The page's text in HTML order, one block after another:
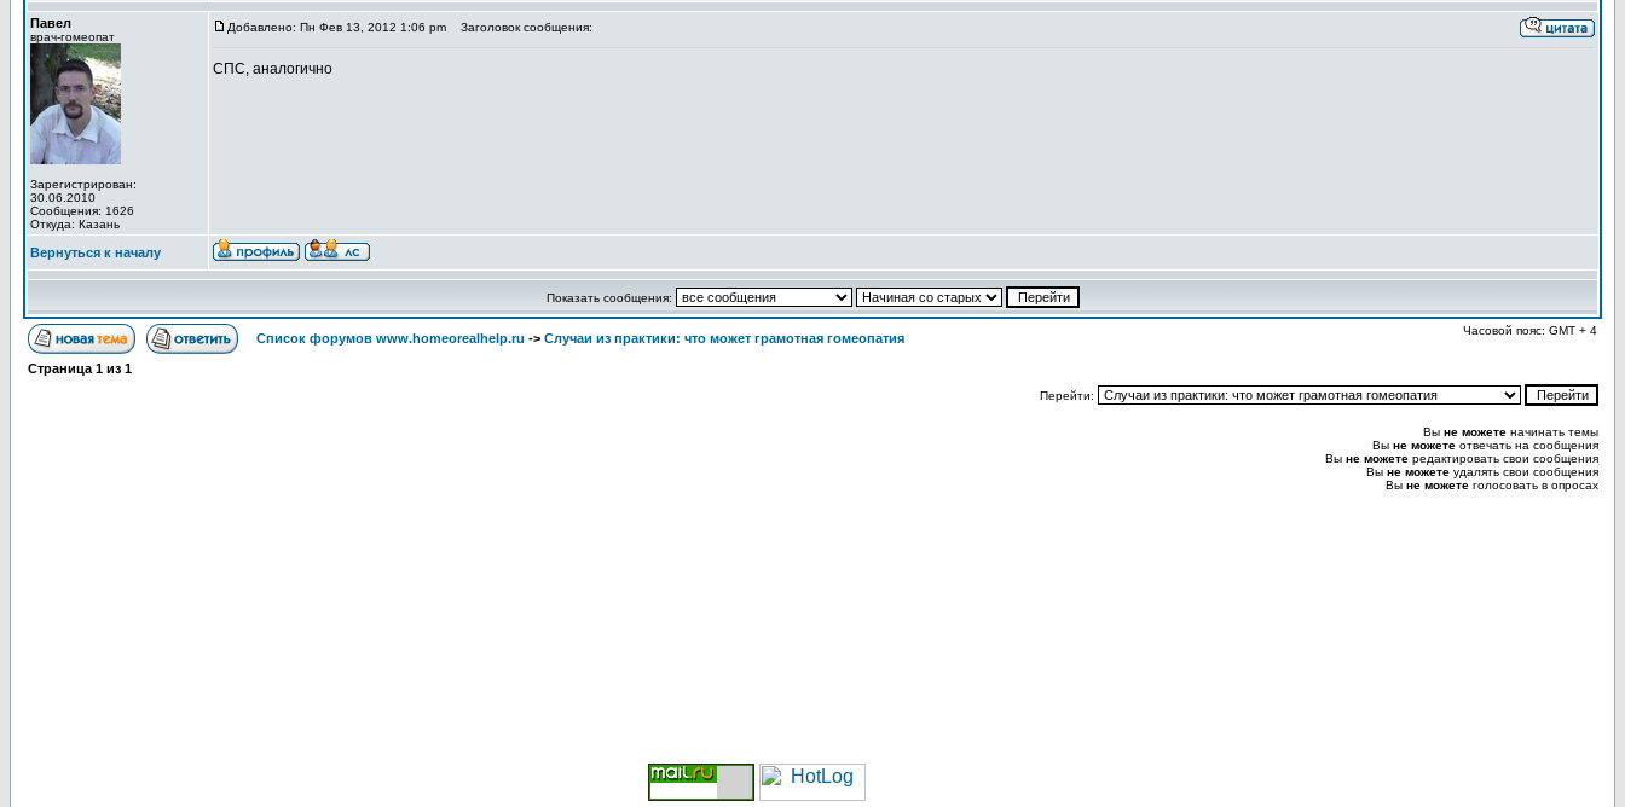
Павел
врач-гомеопат
Зарегистрирован:
30.06.2010
Сообщения: 1626
Откуда: Казань
Добавлено: Пн Фев 13, 2012 1:06 pm Заголовок сообщения:
СПС, аналогично
Вернуться к началу
Показать сообщения:
Список форумов www.homeorealhelp.ru -> Случаи из практики: что может грамотная гомеопатия
Часовой пояс: GMT + 4
Страница 1 из 1
Перейти:
Вы не можете начинать темы
Вы не можете отвечать на сообщения
Вы не можете редактировать свои сообщения
Вы не можете удалять свои сообщения
Вы не можете голосовать в опросах